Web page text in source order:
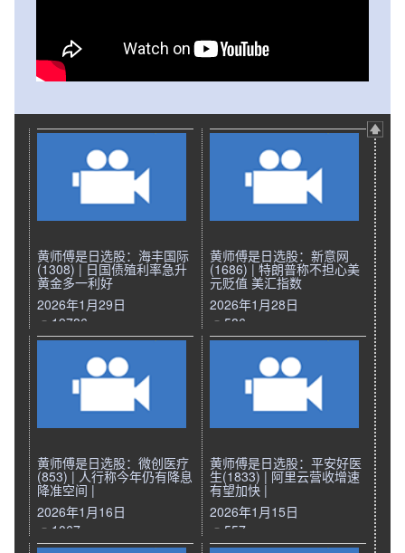
黄师傅是日选股：海丰国际
(1308) | 日国债殖利率急升
黄金多一利好
2026年1月29日
19786
黄师傅是日选股：新意网
(1686) | 特朗普称不担心美
元贬值 美汇指数
2026年1月28日
586
黄师傅是日选股：微创医疗
(853) | 人行称今年仍有降息
降准空间 |
2026年1月16日
1067
黄师傅是日选股：平安好医
生(1833) | 阿里云营收增速
有望加快 |
2026年1月15日
557